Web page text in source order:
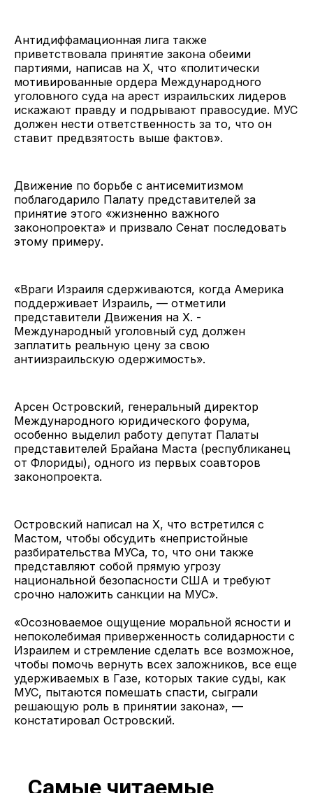
Антидиффамационная лига также
приветствовала принятие закона обеими
партиями, написав на X, что «политически
мотивированные ордера Международного
уголовного суда на арест израильских лидеров
искажают правду и подрывают правосудие. МУС
должен нести ответственность за то, что он
ставит предвзятость выше фактов».
Движение по борьбе с антисемитизмом
поблагодарило Палату представителей за
принятие этого «жизненно важного
законопроекта» и призвало Сенат последовать
этому примеру.
«Враги Израиля сдерживаются, когда Америка
поддерживает Израиль, — отметили
представители Движения на X. -
Международный уголовный суд должен
заплатить реальную цену за свою
антиизраильскую одержимость».
Арсен Островский, генеральный директор
Международного юридического форума,
особенно выделил работу депутат Палаты
представителей Брайана Маста (республиканец
от Флориды), одного из первых соавторов
законопроекта.
Островский написал на X, что встретился с
Мастом, чтобы обсудить «непристойные
разбирательства МУСа, то, что они также
представляют собой прямую угрозу
национальной безопасности США и требуют
срочно наложить санкции на МУС».
«Осозноваемое ощущение моральной ясности и
непоколебимая приверженность солидарности с
Израилем и стремление сделать все возможное,
чтобы помочь вернуть всех заложников, все еще
удерживаемых в Газе, которых такие суды, как
МУС, пытаются помешать спасти, сыграли
решающую роль в принятии закона», —
констатировал Островский.
Самые читаемые